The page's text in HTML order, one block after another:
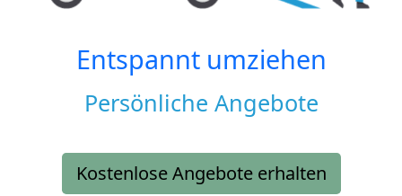
Entspannt umziehen
Persönliche Angebote
Kostenlose Angebote erhalten